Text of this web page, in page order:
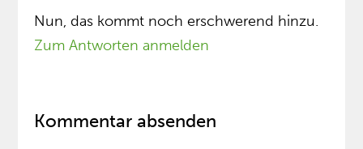
Nun, das kommt noch erschwerend hinzu.
Zum Antworten anmelden
Kommentar absenden